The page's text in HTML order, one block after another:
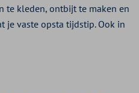
te kleden, ontbijt te maken en
je vaste opsta tijdstip. Ook in